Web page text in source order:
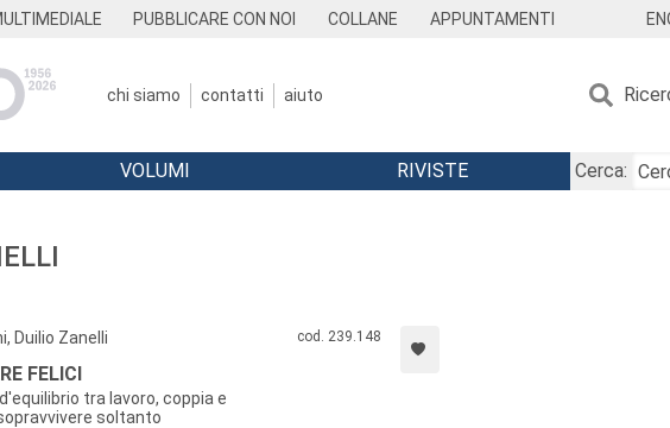
PUBBLICARE CON NOI COLLANE APPUNTAMENTI
chi siamo contatti aiuto
VOLUMI RIVISTE
Cerca:
Duilio Zanelli
FELICI
tra lavoro, coppia e
soltanto
cod. 239.148